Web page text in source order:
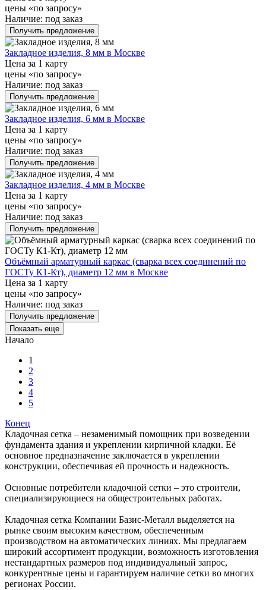
цены «по запросу»
Наличие: под заказ
Получить предложение
Закладное изделия, 8 мм в Москве
Цена за 1 карту
цены «по запросу»
Наличие: под заказ
Получить предложение
Закладное изделия, 6 мм в Москве
Цена за 1 карту
цены «по запросу»
Наличие: под заказ
Получить предложение
Закладное изделия, 4 мм в Москве
Цена за 1 карту
цены «по запросу»
Наличие: под заказ
Получить предложение
Объёмный арматурный каркас (сварка всех соединений по
ГОСТу К1-Кт), диаметр 12 мм в Москве
Цена за 1 карту
цены «по запросу»
Наличие: под заказ
Получить предложение
Показать еще
Начало
1
2
3
4
5
Конец
Кладочная сетка – незаменимый помощник при возведении
фундамента здания и укреплении кирпичной кладки. Её
основное предназначение заключается в укреплении
конструкции, обеспечивая ей прочность и надежность.
Основные потребители кладочной сетки – это строители,
специализирующиеся на общестроительных работах.
Кладочная сетка Компании Базис-Металл выделяется на
рынке своим высоким качеством, обеспеченным
производством на автоматических линиях. Мы предлагаем
широкий ассортимент продукции, возможность изготовления
нестандартных размеров под индивидуальный запрос,
конкурентные цены и гарантируем наличие сетки во многих
регионах России.